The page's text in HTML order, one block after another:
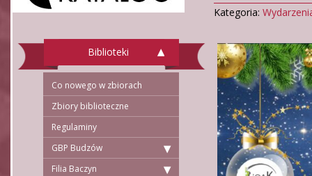
Biblioteki
Co nowego w zbiorach
Zbiory biblioteczne
Regulaminy
GBP Budzów
Filia Baczyn
Kategoria: